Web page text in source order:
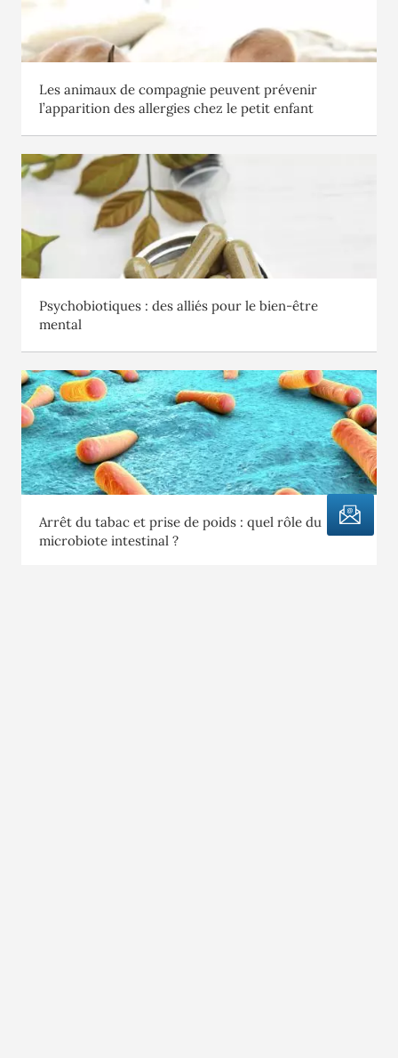
Les animaux de compagnie peuvent prévenir
l’apparition des allergies chez le petit enfant
Psychobiotiques : des alliés pour le bien-être
mental
Arrêt du tabac et prise de poids : quel rôle du
microbiote intestinal ?
NEWSLETTERS